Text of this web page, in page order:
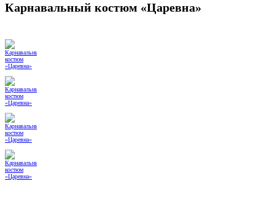
Карнавальный костюм «Царевна»